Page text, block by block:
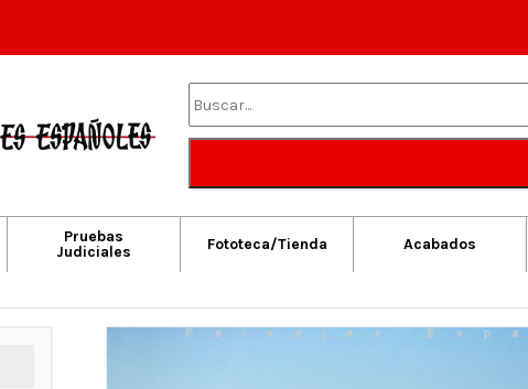
Pruebas
Judiciales
Fototeca/Tienda Acabados